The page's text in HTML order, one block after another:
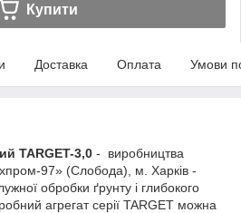
Купити
Доставка Оплата Умови
TARGET-3,0 - виробництва
97» (Слобода), м. Харків -
обробки ґрунту і глибокого
агрегат серії TARGET можна